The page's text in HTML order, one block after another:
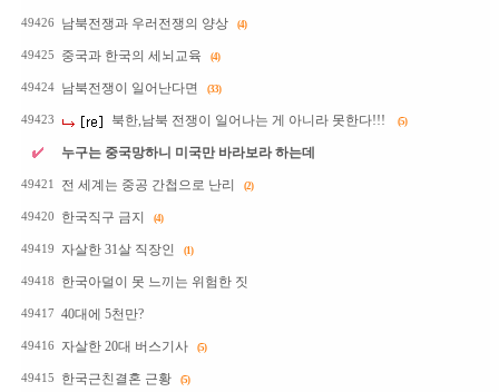
49426 남북전쟁과 우러전쟁의 양상 (4)
49425 중국과 한국의 세뇌교육 (4)
49424 남북전쟁이 일어난다면 (33)
49423 북한,남북 전쟁이 일어나는 게 아니라 못한다!!! (5)
누구는 중국망하니 미국만 바라보라 하는데
49421 전 세계는 중공 간첩으로 난리 (2)
49420 한국직구 금지 (4)
49419 자살한 31살 직장인 (1)
49418 한국아덜이 못 느끼는 위험한 짓
49417 40대에 5천만?
49416 자살한 20대 버스기사 (5)
49415 한국근친결혼 근황 (5)